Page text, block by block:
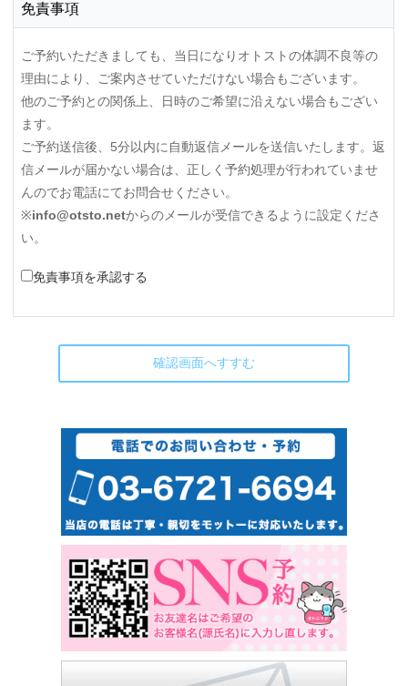
免責事項
ご予約いただきましても、当日になりオトストの体調不良等の
理由により、ご案内させていただけない場合もございます。
他のご予約との関係上、日時のご希望に沿えない場合もござい
ます。
ご予約送信後、5分以内に自動返信メールを送信いたします。返
信メールが届かない場合は、正しく予約処理が行われていませ
んのでお電話にてお問合せください。
※info@otsto.netからのメールが受信できるように設定くださ
い。
免責事項を承認する